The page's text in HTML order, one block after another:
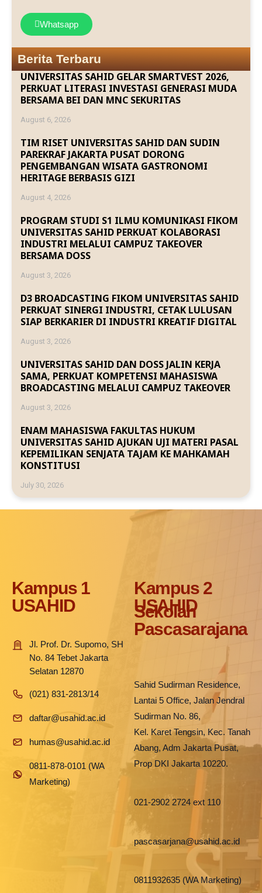
Whatsapp
Berita Terbaru
UNIVERSITAS SAHID GELAR SMARTVEST 2026,
PERKUAT LITERASI INVESTASI GENERASI MUDA
BERSAMA BEI DAN MNC SEKURITAS
August 6, 2026
TIM RISET UNIVERSITAS SAHID DAN SUDIN
PAREKRAF JAKARTA PUSAT DORONG
PENGEMBANGAN WISATA GASTRONOMI
HERITAGE BERBASIS GIZI
August 4, 2026
PROGRAM STUDI S1 ILMU KOMUNIKASI FIKOM
UNIVERSITAS SAHID PERKUAT KOLABORASI
INDUSTRI MELALUI CAMPUZ TAKEOVER
BERSAMA DOSS
August 3, 2026
D3 BROADCASTING FIKOM UNIVERSITAS SAHID
PERKUAT SINERGI INDUSTRI, CETAK LULUSAN
SIAP BERKARIER DI INDUSTRI KREATIF DIGITAL
August 3, 2026
UNIVERSITAS SAHID DAN DOSS JALIN KERJA
SAMA, PERKUAT KOMPETENSI MAHASISWA
BROADCASTING MELALUI CAMPUZ TAKEOVER
August 3, 2026
ENAM MAHASISWA FAKULTAS HUKUM
UNIVERSITAS SAHID AJUKAN UJI MATERI PASAL
KEPEMILIKAN SENJATA TAJAM KE MAHKAMAH
KONSTITUSI
July 30, 2026
Kampus 1
USAHID
Jl. Prof. Dr. Supomo, SH
No. 84 Tebet Jakarta
Selatan 12870
(021) 831-2813/14
daftar@usahid.ac.id
humas@usahid.ac.id
0811-878-0101 (WA
Marketing)
Kampus 2
USAHID
Sekolah
Pascasarajana
Sahid Sudirman Residence,
Lantai 5 Office, Jalan Jendral
Sudirman No. 86,
Kel. Karet Tengsin, Kec. Tanah
Abang, Adm Jakarta Pusat,
Prop DKI Jakarta 10220.
021-2902 2724 ext 110
pascasarjana@usahid.ac.id
0811932635 (WA Marketing)